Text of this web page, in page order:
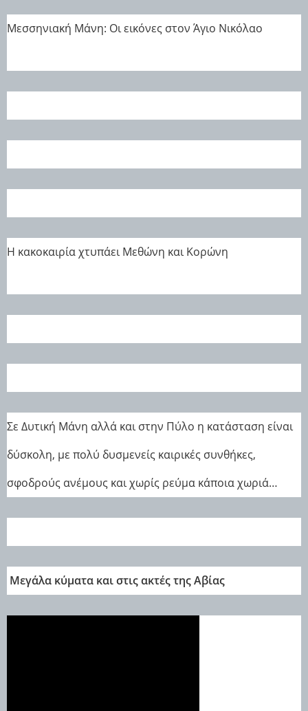
Μεσσηνιακή Μάνη: Οι εικόνες στον Άγιο Νικόλαο
H κακοκαιρία χτυπάει Μεθώνη και Κορώνη
Σε Δυτική Μάνη αλλά και στην Πύλο η κατάσταση είναι
δύσκολη, με πολύ δυσμενείς καιρικές συνθήκες,
σφοδρούς ανέμους και χωρίς ρεύμα κάποια χωριά…
Μεγάλα κύματα και στις ακτές της Αβίας